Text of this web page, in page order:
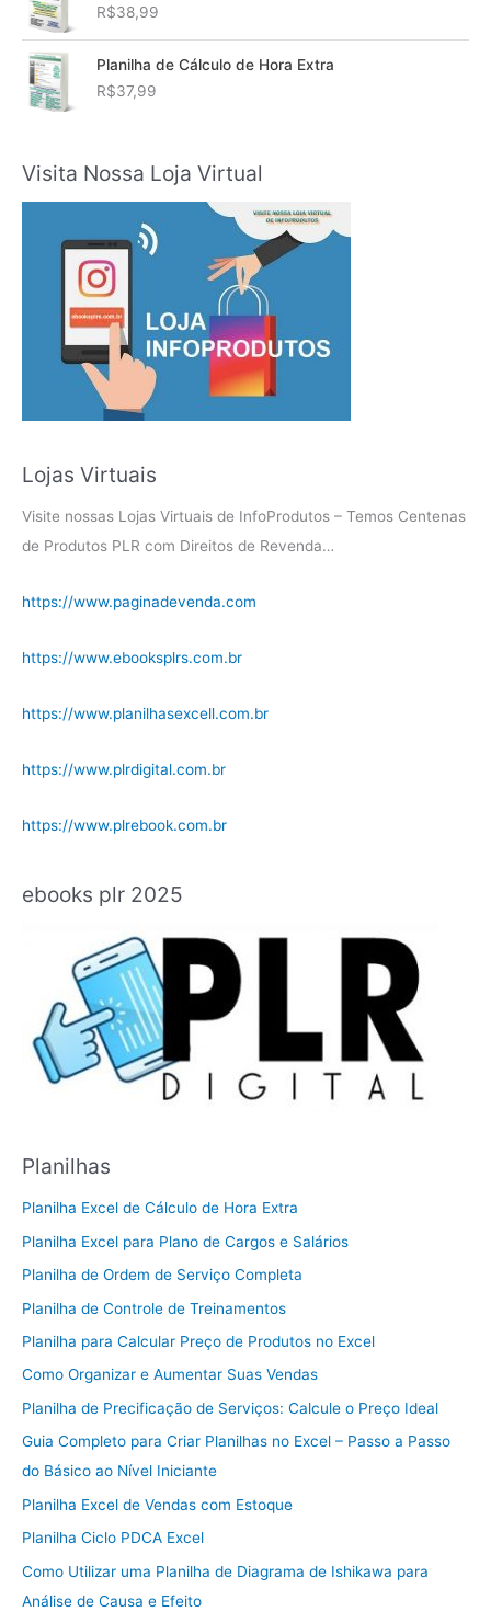
R$38,99
Planilha de Cálculo de Hora Extra
R$37,99
Visita Nossa Loja Virtual
Lojas Virtuais
Visite nossas Lojas Virtuais de InfoProdutos – Temos Centenas
de Produtos PLR com Direitos de Revenda…
https://www.paginadevenda.com
https://www.ebooksplrs.com.br
https://www.planilhasexcell.com.br
https://www.plrdigital.com.br
https://www.plrebook.com.br
ebooks plr 2025
Planilhas
Planilha Excel de Cálculo de Hora Extra
Planilha Excel para Plano de Cargos e Salários
Planilha de Ordem de Serviço Completa
Planilha de Controle de Treinamentos
Planilha para Calcular Preço de Produtos no Excel
Como Organizar e Aumentar Suas Vendas
Planilha de Precificação de Serviços: Calcule o Preço Ideal
Guia Completo para Criar Planilhas no Excel – Passo a Passo
do Básico ao Nível Iniciante
Planilha Excel de Vendas com Estoque
Planilha Ciclo PDCA Excel
Como Utilizar uma Planilha de Diagrama de Ishikawa para
Análise de Causa e Efeito